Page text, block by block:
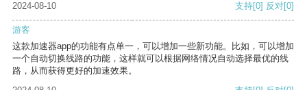
2024-08-10
支持[0] 反对[0]
游客
这款加速器app的功能有点单一，可以增加一些新功能。比如，可以增加
一个自动切换线路的功能，这样就可以根据网络情况自动选择最优的线
路，从而获得更好的加速效果。